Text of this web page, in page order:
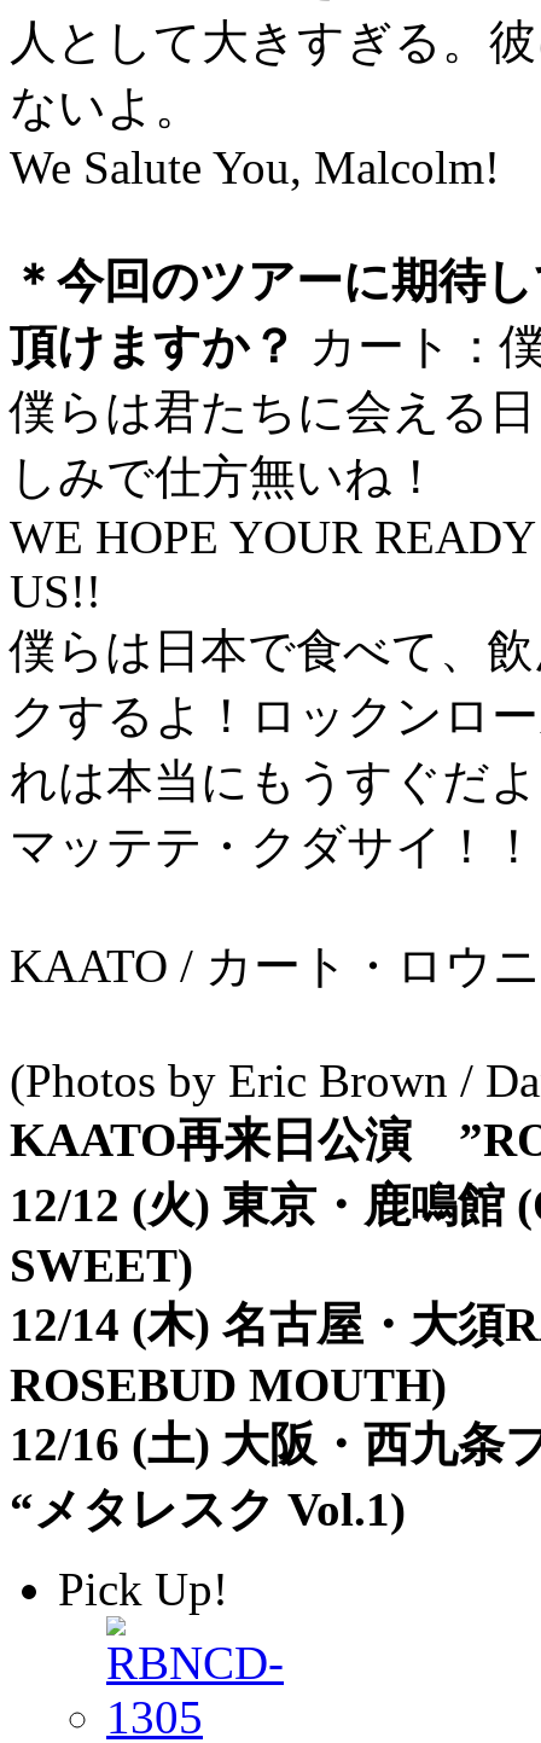
人として大きすぎる。
ないよ。
We Salute You, Malcolm!
＊今回のツアーに期待
頂けますか？ カート：
僕らは君たちに会える
しみで仕方無いね！
WE HOPE YOUR
US!!
僕らは日本で食べて、
クするよ！ロックンロ
れは本当にもうすぐだ
マッテテ・クダサイ！！
KAATO / カート・ロ
(Photos by Eric Brown /
KAATO再来日公演
12/12 (火) 東京・鹿鳴
SWEET)
12/14 (木) 名古屋・大須
ROSEBUD MOUTH)
12/16 (土) 大阪・西九
“メタレスク Vol.1)
Pick Up!